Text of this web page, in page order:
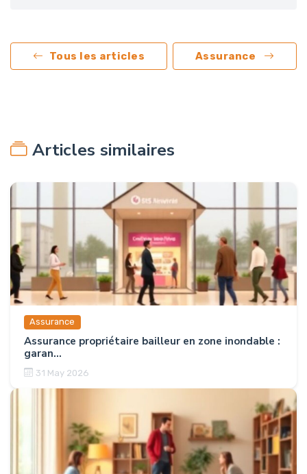
Tous les articles Assurance
Articles similaires
Assurance
Assurance propriétaire bailleur en zone inondable :
garan...
31 May 2026